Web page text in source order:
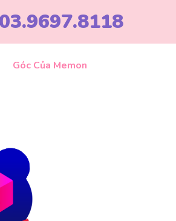
03.9697.8118
Góc Của Memon